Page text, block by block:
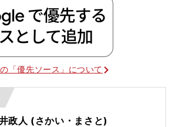
「優先ソース」について
政人 (さかい・まさと)